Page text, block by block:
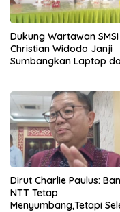
Dukung Wartawan
Christian Widodo Janji
Sumbangkan Laptop
Dirut Charlie Paulus:
NTT Tetap
Menyumbang,Tetapi